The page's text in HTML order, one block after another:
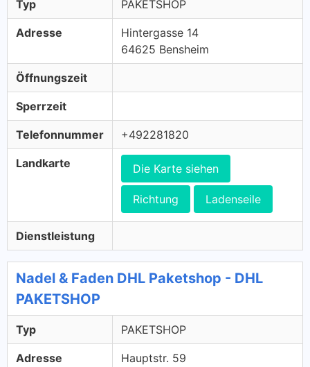
Typ PAKETSHOP
Adresse
Hintergasse 14
64625 Bensheim
Öffnungszeit
Sperrzeit
Telefonnummer +492281820
Landkarte Die Karte siehen
Richtung Ladenseile
Dienstleistung
Nadel & Faden DHL Paketshop - DHL
PAKETSHOP
Typ PAKETSHOP
Adresse
Hauptstr. 59